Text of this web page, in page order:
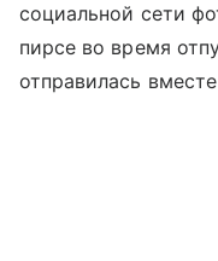
социальной сети
пирсе во время
отправилась